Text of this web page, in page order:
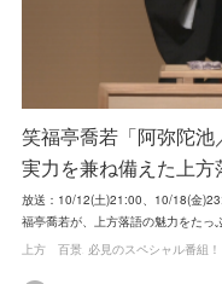
笑福亭喬若「阿弥陀池
実力を兼ね備えた上方
放送：10/12(土)21:00、10/18(金
福亭喬若が、上方落語の魅力をた
上方 百景 必見のスペシャル番組！